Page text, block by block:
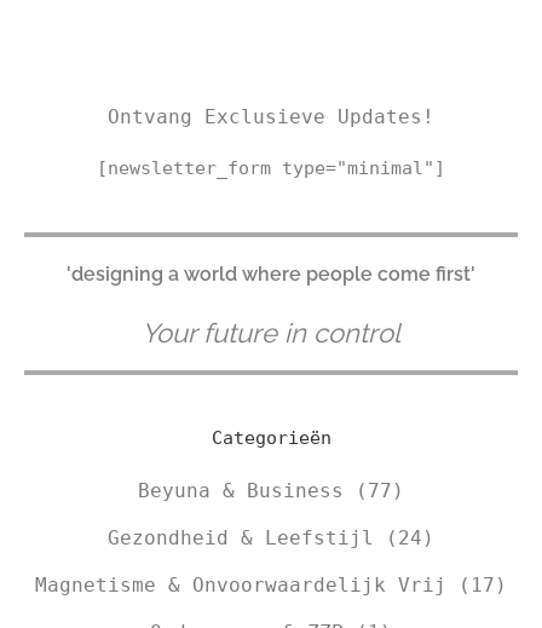
Ontvang Exclusieve Updates!
[newsletter_form type="minimal"]
'designing a world where people come first'
Your future in control
Categorieën
Beyuna & Business (77)
Gezondheid & Leefstijl (24)
Magnetisme & Onvoorwaardelijk Vrij (17)